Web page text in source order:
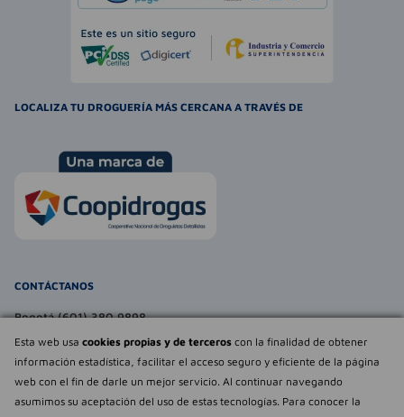
Esta web usa cookies propias y de terceros con la finalidad de obtener
información estadística, facilitar el acceso seguro y eficiente de la página
web con el fin de darle un mejor servicio. Al continuar navegando
asumimos su aceptación del uso de estas tecnologías. Para conocer la
LOCALIZA TU DROGUERÍA MÁS CERCANA A TRAVÉS DE
CONTÁCTANOS
Bogotá (601) 380 9898
atencionalcliente@farmaexpress.com
TE PUEDE INTERESAR
NOSOTROS